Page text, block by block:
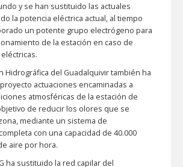
y se han sustituido las actuales
la potencia eléctrica actual, al tiempo
un potente grupo electrógeno para
de la estación en caso de
Hidrográfica del Guadalquivir también ha
actuaciones encaminadas a
atmosféricas de la estación de
de reducir los olores que se
mediante un sistema de
con una capacidad de 40.000
aire por hora.
ha sustituido la red capilar del